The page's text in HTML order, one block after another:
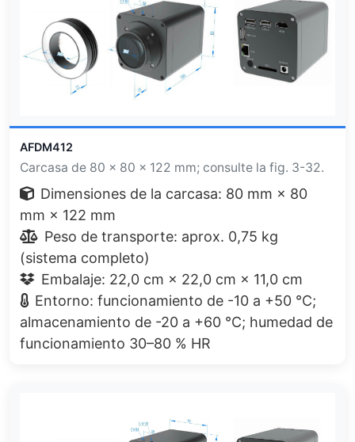
AFDM412
Carcasa de 80 × 80 × 122 mm; consulte la fig. 3-32.
Dimensiones de la carcasa: 80 mm × 80
mm × 122 mm
Peso de transporte: aprox. 0,75 kg
(sistema completo)
Embalaje: 22,0 cm × 22,0 cm × 11,0 cm
Entorno: funcionamiento de -10 a +50 °C;
almacenamiento de -20 a +60 °C; humedad de
funcionamiento 30–80 % HR